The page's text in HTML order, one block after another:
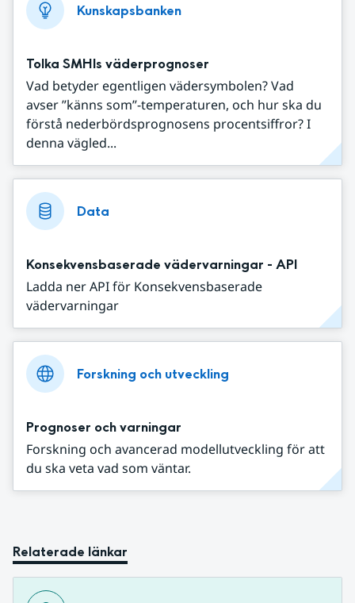
Kunskapsbanken
Tolka SMHIs väderprognoser
Vad betyder egentligen vädersymbolen? Vad
avser ”känns som”-temperaturen, och hur ska du
förstå nederbördsprognosens procentsiffror? I
denna vägled...
Data
Konsekvensbaserade vädervarningar - API
Ladda ner API för Konsekvensbaserade
vädervarningar
Forskning och utveckling
Prognoser och varningar
Forskning och avancerad modellutveckling för att
du ska veta vad som väntar.
Relaterade länkar